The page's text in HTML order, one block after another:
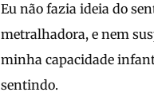
Eu não fazia ideia do
metralhadora, e nem
minha capacidade
sentindo.